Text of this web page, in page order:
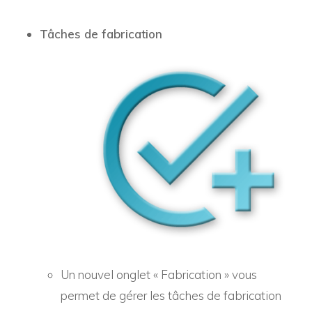
Tâches de fabrication
Un nouvel onglet « Fabrication » vous
permet de gérer les tâches de fabrication